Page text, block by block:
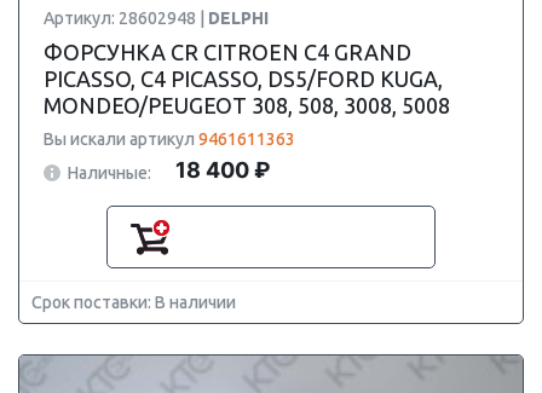
Артикул: 28602948 | DELPHI
ФОРСУНКА CR CITROEN C4 GRAND
PICASSO, C4 PICASSO, DS5/FORD KUGA,
MONDEO/PEUGEOT 308, 508, 3008, 5008
Вы искали артикул 9461611363
Наличные:
18 400 ₽
Срок поставки: В наличии